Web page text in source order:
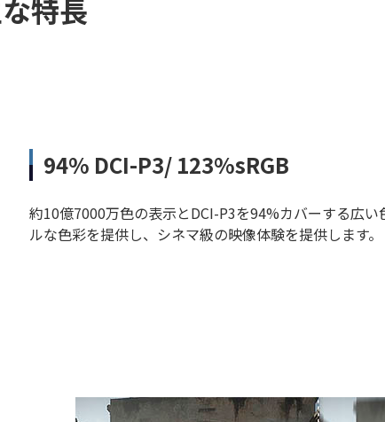
特長
94% DCI-P3/ 123%sRGB
約10億7000万色の表示とDCI-P3を94%カバーする広
ルな色彩を提供し、シネマ級の映像体験を提供します。